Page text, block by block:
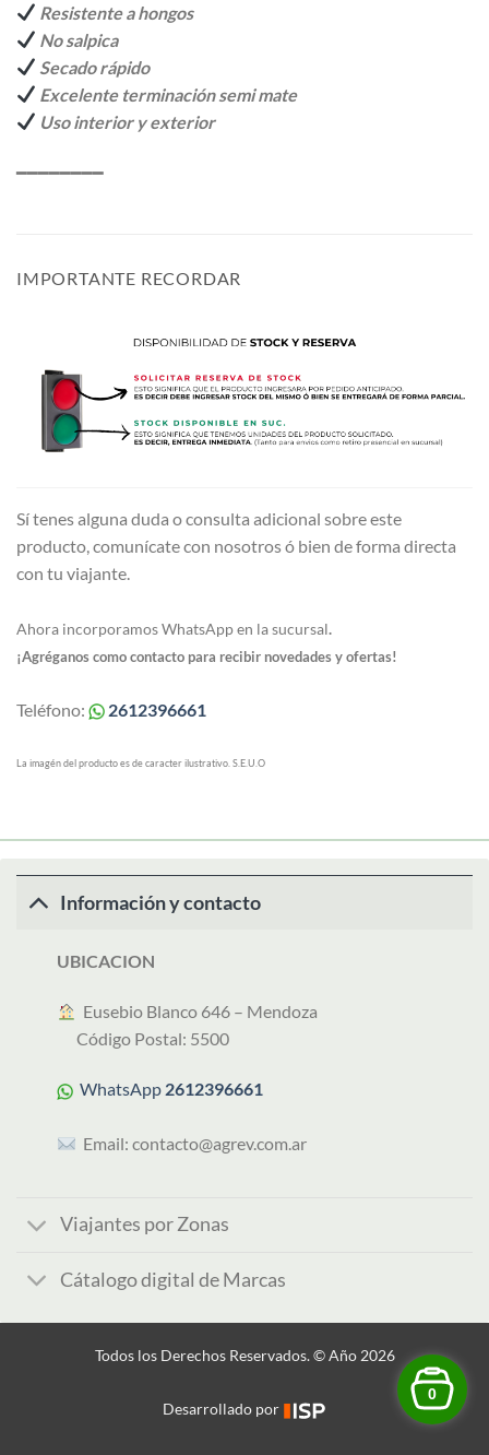
Resistente a hongos
No salpica
Secado rápido
Excelente terminación semi mate
Uso interior y exterior
━━━━━━━━
IMPORTANTE RECORDAR
Sí tenes alguna duda o consulta adicional sobre este
producto, comunícate con nosotros ó bien de forma directa
con tu viajante.
Ahora incorporamos WhatsApp en la sucursal.
¡Agréganos como contacto para recibir novedades y ofertas!
Teléfono: 2612396661
La imagén del producto es de caracter ilustrativo. S.E.U.O
Información y contacto
UBICACION
︎ Eusebio Blanco 646 – Mendoza
Código Postal: 5500
WhatsApp 2612396661
Email:contacto@agrev.com.ar
Viajantes por Zonas
Cátalogo digital de Marcas
Todos los Derechos Reservados. © Año 2026
Desarrollado por
0